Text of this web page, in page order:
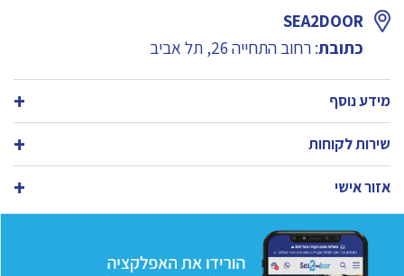
SEA2DOOR
כתובת: רחוב התחייה 26, תל אביב
מידע נוסף
שירות לקוחות
אזור אישי